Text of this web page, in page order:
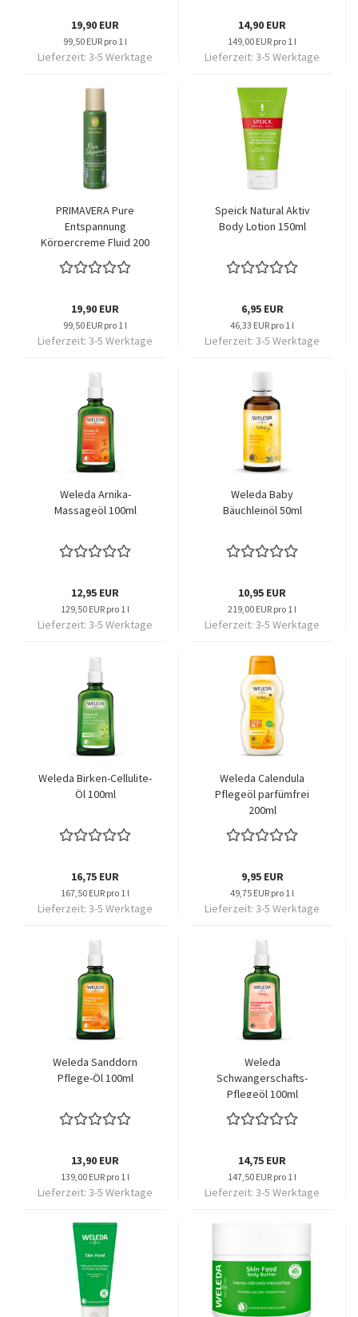
19,90 EUR
99,50 EUR pro 1 l
Lieferzeit: 3-5 Werktage
14,90 EUR
149,00 EUR pro 1 l
Lieferzeit: 3-5 Werktage
PRIMAVERA Pure
Entspannung
Körpercreme Fluid 200
ml
19,90 EUR
99,50 EUR pro 1 l
Lieferzeit: 3-5 Werktage
Speick Natural Aktiv
Body Lotion 150ml
6,95 EUR
46,33 EUR pro 1 l
Lieferzeit: 3-5 Werktage
Weleda Arnika-
Massageöl 100ml
12,95 EUR
129,50 EUR pro 1 l
Lieferzeit: 3-5 Werktage
Weleda Baby
Bäuchleinöl 50ml
10,95 EUR
219,00 EUR pro 1 l
Lieferzeit: 3-5 Werktage
Weleda Birken-Cellulite-
Öl 100ml
16,75 EUR
167,50 EUR pro 1 l
Lieferzeit: 3-5 Werktage
Weleda Calendula
Pflegeöl parfümfrei
200ml
9,95 EUR
49,75 EUR pro 1 l
Lieferzeit: 3-5 Werktage
Weleda Sanddorn
Pflege-Öl 100ml
13,90 EUR
139,00 EUR pro 1 l
Lieferzeit: 3-5 Werktage
Weleda
Schwangerschafts-
Pflegeöl 100ml
14,75 EUR
147,50 EUR pro 1 l
Lieferzeit: 3-5 Werktage